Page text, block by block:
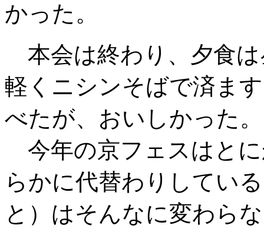
かった。
本会は終わり、夕食
軽くニシンそばで済ま
べたが、おいしかった。
今年の京フェスはと
らかに代替わりしてい
と）はそんなに変わら